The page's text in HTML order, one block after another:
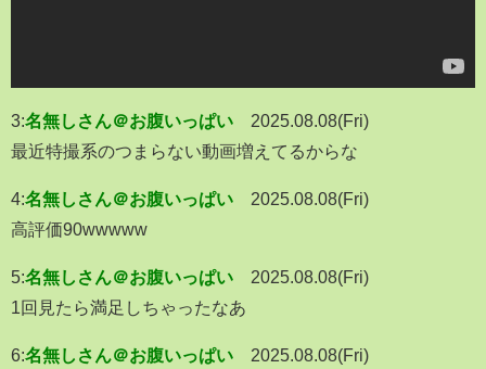
3:名無しさん＠お腹いっぱい
2025.08.08(Fri)
最近特撮系のつまらない動画増えてるからな
4:名無しさん＠お腹いっぱい
2025.08.08(Fri)
高評価90wwwww
5:名無しさん＠お腹いっぱい
2025.08.08(Fri)
1回見たら満足しちゃったなあ
6:名無しさん＠お腹いっぱい
2025.08.08(Fri)